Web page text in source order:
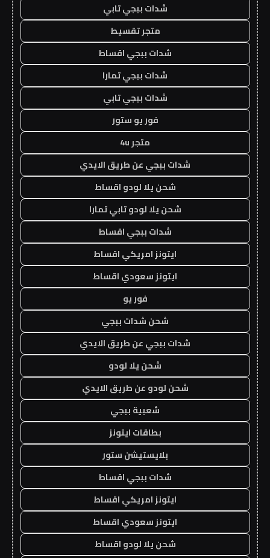
شدات ببجي تابي
متجر تقسيط
شدات ببجي اقساط
شدات ببجي تمارا
شدات ببجي تابي
فور يو ستور
متجر 4u
شدات ببجي عن طريق الايدي
شحن يلا لودو اقساط
شحن يلا لودو تابي تمارا
شدات ببجي اقساط
ايتونز امريكي اقساط
ايتونز سعودي اقساط
فور يو
شحن شدات ببجي
شدات ببجي عن طريق الايدي
شحن يلا لودو
شحن لودو عن طريق الايدي
شعبية ببجي
بطاقات ايتونز
بلايستيشن ستور
شدات ببجي اقساط
ايتونز امريكي اقساط
ايتونز سعودي اقساط
شحن يلا لودو اقساط